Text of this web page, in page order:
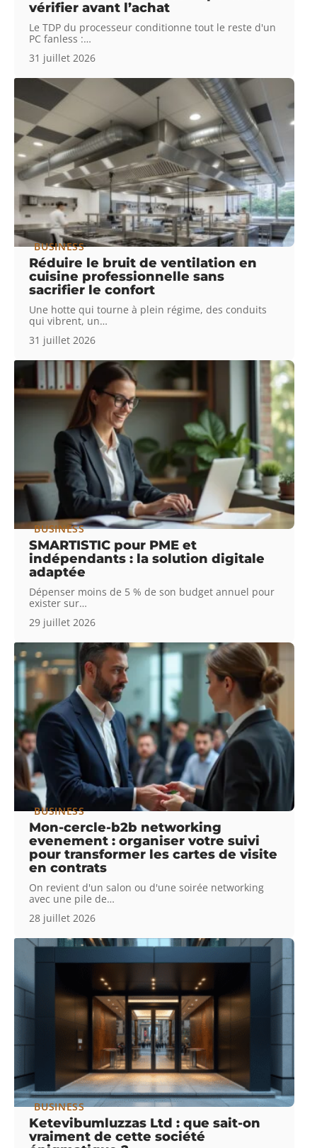
vérifier avant l’achat
Le TDP du processeur conditionne tout le reste d'un
PC fanless :…
31 juillet 2026
BUSINESS
Réduire le bruit de ventilation en
cuisine professionnelle sans
sacrifier le confort
Une hotte qui tourne à plein régime, des conduits
qui vibrent, un…
31 juillet 2026
BUSINESS
SMARTISTIC pour PME et
indépendants : la solution digitale
adaptée
Dépenser moins de 5 % de son budget annuel pour
exister sur…
29 juillet 2026
BUSINESS
Mon-cercle-b2b networking
evenement : organiser votre suivi
pour transformer les cartes de visite
en contrats
On revient d'un salon ou d'une soirée networking
avec une pile de…
28 juillet 2026
BUSINESS
Ketevibumluzzas Ltd : que sait-on
vraiment de cette société